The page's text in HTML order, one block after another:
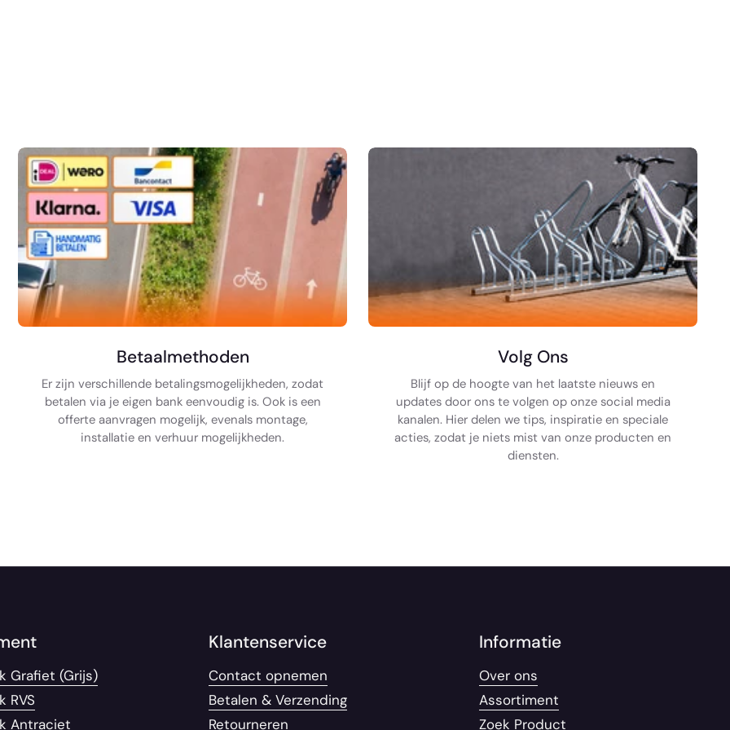
Betaalmethoden
Er zijn verschillende betalingsmogelijkheden, zodat
betalen via je eigen bank eenvoudig is. Ook is een
offerte aanvragen mogelijk, evenals montage,
installatie en verhuur mogelijkheden.
Volg Ons
Blijf op de hoogte van het laatste nieuws en
updates door ons te volgen op onze social media
kanalen. Hier delen we tips, inspiratie en speciale
acties, zodat je niets mist van onze producten en
diensten.
Grafiet (Grijs)
RVS
Antraciet
Klantenservice
Contact opnemen
Betalen & Verzending
Retourneren
Informatie
Over ons
Assortiment
Zoek Product